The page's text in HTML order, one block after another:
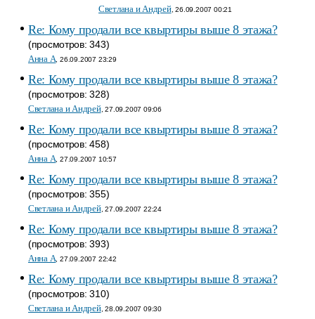
Светлана и Андрей, 26.09.2007 00:21
Re: Кому продали все квыртиры выше 8 этажа?
(просмотров: 343)
Анна A , 26.09.2007 23:29
Re: Кому продали все квыртиры выше 8 этажа?
(просмотров: 328)
Светлана и Андрей, 27.09.2007 09:06
Re: Кому продали все квыртиры выше 8 этажа?
(просмотров: 458)
Анна A , 27.09.2007 10:57
Re: Кому продали все квыртиры выше 8 этажа?
(просмотров: 355)
Светлана и Андрей, 27.09.2007 22:24
Re: Кому продали все квыртиры выше 8 этажа?
(просмотров: 393)
Анна A , 27.09.2007 22:42
Re: Кому продали все квыртиры выше 8 этажа?
(просмотров: 310)
Светлана и Андрей, 28.09.2007 09:30